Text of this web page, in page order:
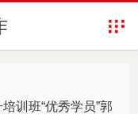
训班“优秀学员”郭